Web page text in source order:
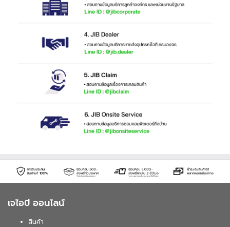
เจไอบี ออนไลน์
สินค้า